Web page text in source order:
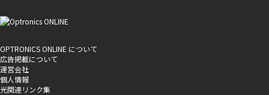
OPTRONICS ONLINE について
広告掲載について
運営会社
個人情報
光関連リンク集